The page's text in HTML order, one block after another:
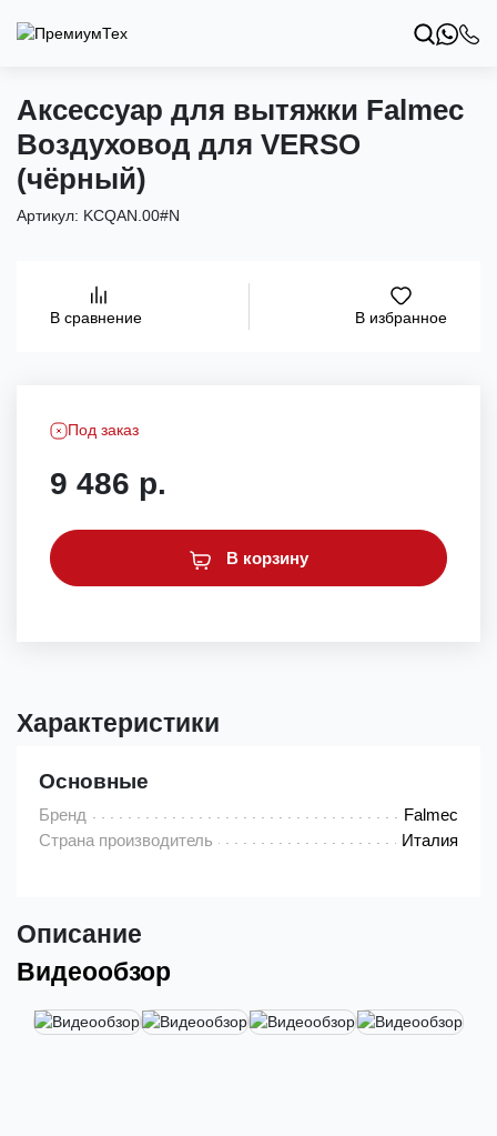
Аксессуар для вытяжки Falmec
Воздуховод для VERSO
(чёрный)
Артикул: KCQAN.00#N
В сравнение В избранное
Под заказ
9 486 р.
В корзину
Характеристики
Основные
Бренд
Falmec
Страна производитель
Италия
Описание
Видеообзор